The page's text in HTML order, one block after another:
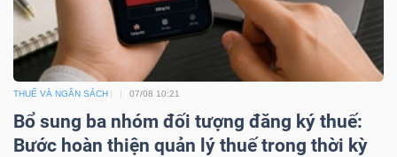
THUẾ VÀ NGÂN SÁCH 07/08 10:21
Bổ sung ba nhóm đối tượng đăng ký thuế:
Bước hoàn thiện quản lý thuế trong thời kỳ
CÔNG
THÔNG
TIN